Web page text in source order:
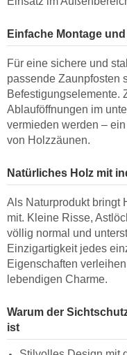
Einfache Montage
Für eine sichere und
passende Zaunpfosten
Befestigungselemente.
Ablauföffnungen im
vermieden werden –
von Holzzäunen.
Natürliches Holz mit
Als Naturprodukt bringt
mit. Kleine Risse,
völlig normal und
Einzigartigkeit jedes
Eigenschaften
lebendigen Charme.
Warum der
ist